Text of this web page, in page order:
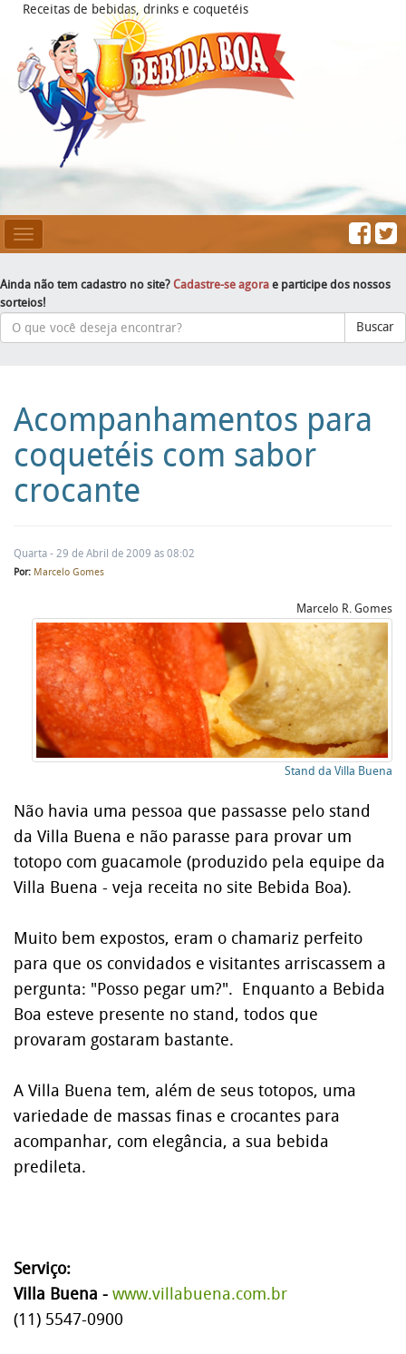
Receitas de bebidas, drinks e coquetéis
Mesclar
Navegação
Ainda não tem cadastro no site? Cadastre-se agora e participe dos nossos
sorteios!
Buscar
Acompanhamentos para
coquetéis com sabor
crocante
Quarta - 29 de Abril de 2009 às 08:02
Por: Marcelo Gomes
Marcelo R. Gomes
Stand da Villa Buena
Não havia uma pessoa que passasse pelo stand
da Villa Buena e não parasse para provar um
totopo com guacamole (produzido pela equipe da
Villa Buena - veja receita no site Bebida Boa).
Muito bem expostos, eram o chamariz perfeito
para que os convidados e visitantes arriscassem a
pergunta: "Posso pegar um?". Enquanto a Bebida
Boa esteve presente no stand, todos que
provaram gostaram bastante.
A Villa Buena tem, além de seus totopos, uma
variedade de massas finas e crocantes para
acompanhar, com elegância, a sua bebida
predileta.
Serviço:
Villa Buena - www.villabuena.com.br
(11) 5547-0900